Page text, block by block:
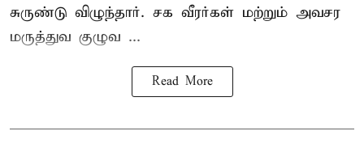
சுருண்டு விழுந்தார். சக வீரர்கள் மற்றும் அவசர
மருத்துவ குழுவ ...
Read More